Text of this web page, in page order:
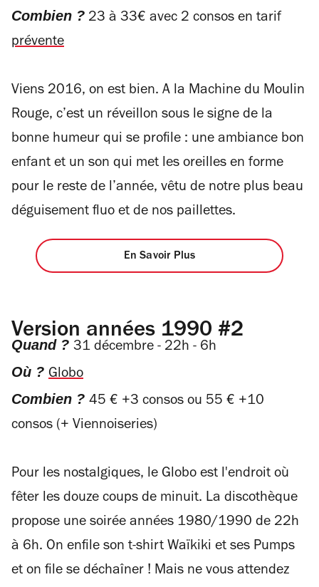
Combien ? 23 à 33€ avec 2 consos en tarif
prévente
Viens 2016, on est bien. A la Machine du Moulin
Rouge, c’est un réveillon sous le signe de la
bonne humeur qui se profile : une ambiance bon
enfant et un son qui met les oreilles en forme
pour le reste de l’année, vêtu de notre plus beau
déguisement fluo et de nos paillettes.
En Savoir Plus
Version années 1990 #2
Quand ? 31 décembre - 22h - 6h
Où ? Globo
Combien ? 45 € +3 consos ou 55 € +10
consos (+ Viennoiseries)
Pour les nostalgiques, le Globo est l'endroit où
fêter les douze coups de minuit. La discothèque
propose une soirée années 1980/1990 de 22h
à 6h. On enfile son t-shirt Waïkiki et ses Pumps
et on file se déchaîner ! Mais ne vous attendez